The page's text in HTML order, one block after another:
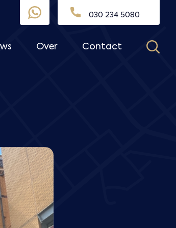
030 234 5080
Over Contact